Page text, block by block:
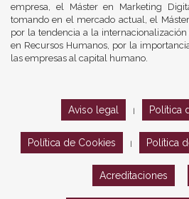
empresa, el Máster en Marketing
tomando en el mercado actual, el
por la tendencia a la
en Recursos Humanos, por la
las empresas al capital humano.
Aviso legal Política
Política de Cookies Política
Acreditaciones